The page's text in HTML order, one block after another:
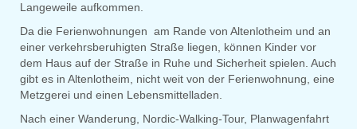
Langeweile aufkommen.
Da die Ferienwohnungen am Rande von Altenlotheim und an
einer verkehrsberuhigten Straße liegen, können Kinder vor
dem Haus auf der Straße in Ruhe und Sicherheit spielen. Auch
gibt es in Altenlotheim, nicht weit von der Ferienwohnung, eine
Metzgerei und einen Lebensmittelladen.
Nach einer Wanderung, Nordic-Walking-Tour, Planwagenfahrt